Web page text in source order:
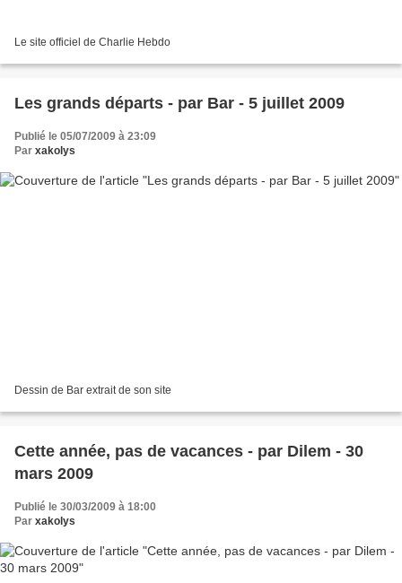
Le site officiel de Charlie Hebdo
Les grands départs - par Bar - 5 juillet 2009
Publié le 05/07/2009 à 23:09
Par xakolys
Dessin de Bar extrait de son site
Cette année, pas de vacances - par Dilem - 30
mars 2009
Publié le 30/03/2009 à 18:00
Par xakolys